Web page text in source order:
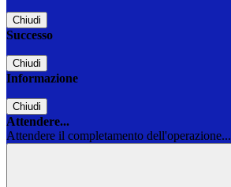
Chiudi
Successo
Chiudi
Informazione
Chiudi
Attendere...
Attendere il completamento dell'operazione...